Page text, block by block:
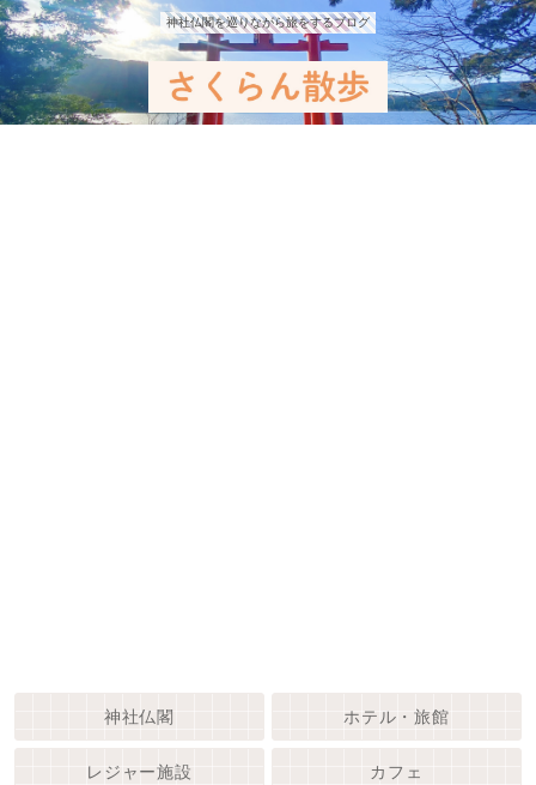
神社仏閣を巡りながら旅をするブログ
神社仏閣 ホテル・旅館
レジャー施設 カフェ